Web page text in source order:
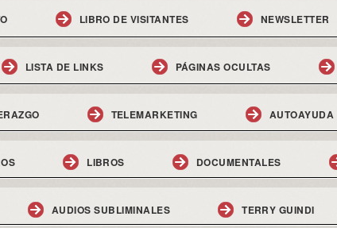
LIBRO DE VISITANTES NEWSLETTER
LISTA DE LINKS PÁGINAS OCULTAS
TELEMARKETING AUTOAYUDA
LIBROS DOCUMENTALES
AUDIOS SUBLIMINALES TERRY GUINDI